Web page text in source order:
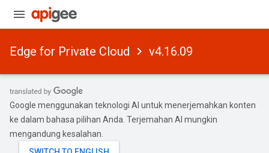
Edge for Private Cloud v4.16.09
Google menggunakan teknologi AI untuk menerjemahkan konten
ke dalam bahasa pilihan Anda. Terjemahan AI mungkin
mengandung kesalahan.